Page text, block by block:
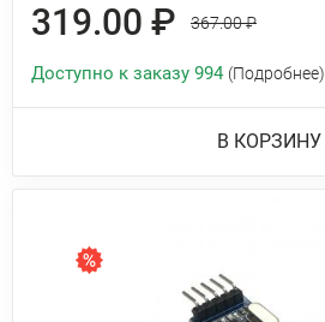
319.00 ₽ 367.00 ₽
Доступно к заказу 994 (Подробнее)
В КОРЗИНУ